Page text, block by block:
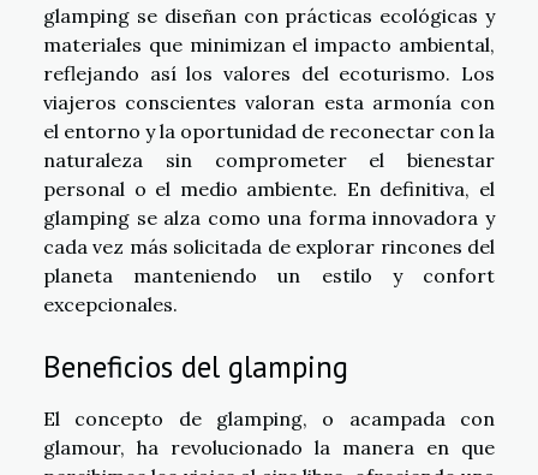
glamping se diseñan con prácticas ecológicas y
materiales que minimizan el impacto ambiental,
reflejando así los valores del ecoturismo. Los
viajeros conscientes valoran esta armonía con
el entorno y la oportunidad de reconectar con la
naturaleza sin comprometer el bienestar
personal o el medio ambiente. En definitiva, el
glamping se alza como una forma innovadora y
cada vez más solicitada de explorar rincones del
planeta manteniendo un estilo y confort
excepcionales.
Beneficios del glamping
El concepto de glamping, o acampada con
glamour, ha revolucionado la manera en que